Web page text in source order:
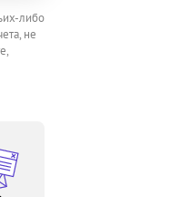
либо
не